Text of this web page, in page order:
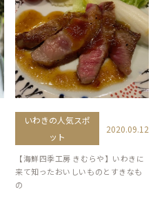
いわきの人気スポ
ット
2020.09.12
【海鮮四季工房 きむらや】いわきに
来て知ったおいしいものとすきなも
の